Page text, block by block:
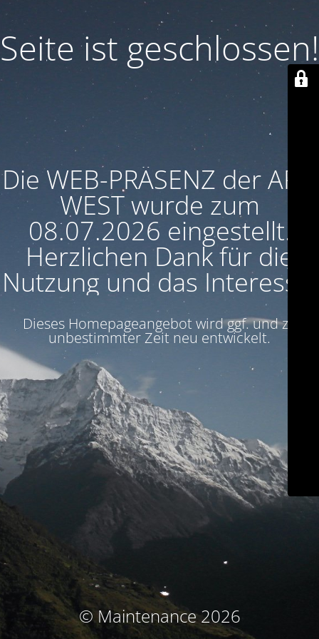
Seite ist geschlossen!
Die WEB-PRÄSENZ der ARU
WEST wurde zum
08.07.2026 eingestellt.
Herzlichen Dank für die
Nutzung und das Interesse!
Dieses Homepageangebot wird ggf. und zu
unbestimmter Zeit neu entwickelt.
© Maintenance 2026